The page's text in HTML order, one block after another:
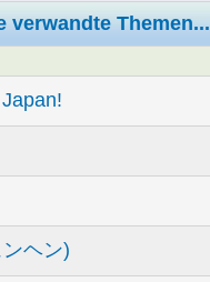
verwandte Themen...
ヘン)